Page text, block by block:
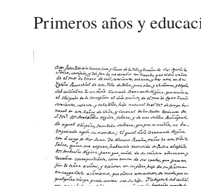
Primeros años y